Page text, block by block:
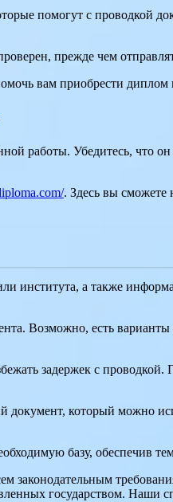
помогут с проводкой
прежде чем
вам приобрести диплом
работы. Убедитесь, что он
. Здесь вы
института, а также
Возможно, есть
задержек с
документ, который можно
базу, обеспечив
законодательным
государством. Наши